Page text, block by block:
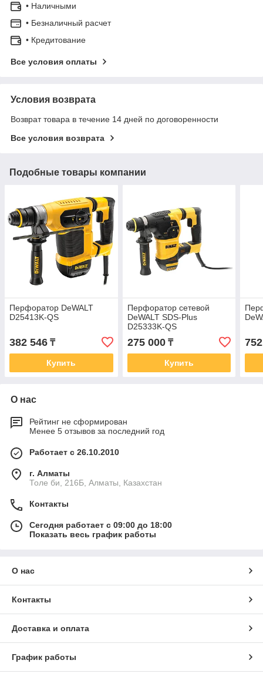
• Наличными
• Безналичный расчет
• Кредитование
Все условия оплаты
Условия возврата
Возврат товара в течение 14 дней по договоренности
Все условия возврата
Подобные товары компании
Перфоратор DeWALT
D25413K-QS
382 546 ₸
Купить
Перфоратор сетевой
DeWALT SDS-Plus
D25333K-QS
275 000₸
Купить
О нас
Рейтинг не сформирован
Менее 5 отзывов за последний год
Работает с 26.10.2010
г. Алматы
Толе би, 216Б, Алматы, Казахстан
Контакты
Сегодня работает с 09:00 до 18:00
Показать весь график работы
О нас
Контакты
Доставка и оплата
График работы